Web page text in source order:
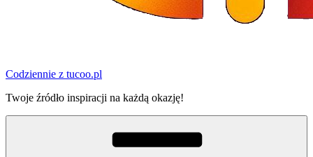
Codziennie z tucoo.pl
Twoje źródło inspiracji na każdą okazję!